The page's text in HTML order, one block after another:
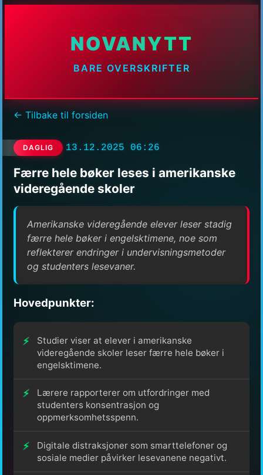
NOVANYTT
BARE OVERSKRIFTER
← Tilbake til forsiden
DAGLIG 13.12.2025 06:26
Færre hele bøker leses i amerikanske
videregående skoler
Amerikanske videregående elever leser stadig
færre hele bøker i engelsktimene, noe som
reflekterer endringer i undervisningsmetoder
og studenters lesevaner.
Hovedpunkter:
Studier viser at elever i amerikanske
videregående skoler leser færre hele bøker i
engelsktimene.
Lærere rapporterer om utfordringer med
studenters konsentrasjon og
oppmerksomhetsspenn.
Digitale distraksjoner som smarttelefoner og
sosiale medier påvirker lesevanene negativt.